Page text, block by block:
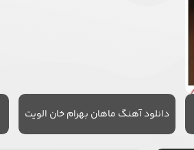
دانلود آهنگ ماهان بهرام خان الویت